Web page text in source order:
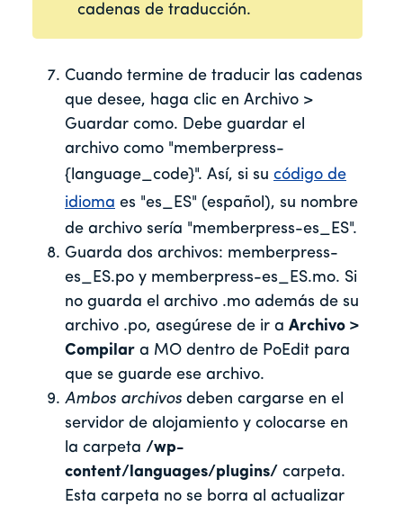
cadenas de traducción.
Cuando termine de traducir las cadenas
que desee, haga clic en Archivo >
Guardar como. Debe guardar el
archivo como "memberpress-
{language_code}". Así, si su código de
idioma es "es_ES" (español), su nombre
de archivo sería "memberpress-es_ES".
Guarda dos archivos: memberpress-
es_ES.po y memberpress-es_ES.mo. Si
no guarda el archivo .mo además de su
archivo .po, asegúrese de ir a Archivo >
Compilar a MO dentro de PoEdit para
que se guarde ese archivo.
Ambos archivos deben cargarse en el
servidor de alojamiento y colocarse en
la carpeta /wp-
content/languages/plugins/ carpeta.
Esta carpeta no se borra al actualizar